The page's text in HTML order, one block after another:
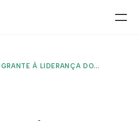
À LIDERANÇA DO...